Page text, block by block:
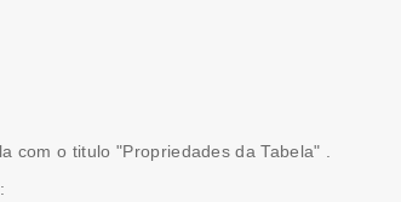
o titulo "Propriedades da Tabela" .